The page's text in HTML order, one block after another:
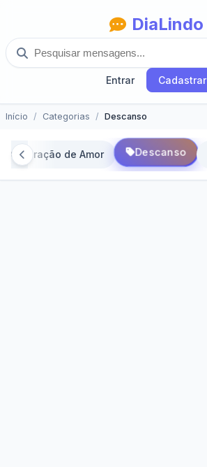
DiaLindo
Entrar Cadastrar
Início Categorias Descanso
Declaração de Amor Descanso